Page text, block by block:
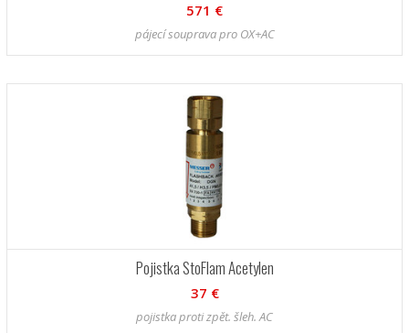
571 €
pájecí souprava pro OX+AC
Pojistka StoFlam Acetylen
37 €
pojistka proti zpět. šleh. AC